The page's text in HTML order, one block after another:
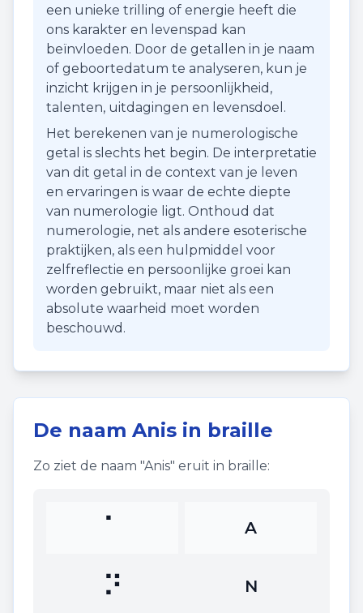
een unieke trilling of energie heeft die
ons karakter en levenspad kan
beïnvloeden. Door de getallen in je naam
of geboortedatum te analyseren, kun je
inzicht krijgen in je persoonlijkheid,
talenten, uitdagingen en levensdoel.
Het berekenen van je numerologische
getal is slechts het begin. De interpretatie
van dit getal in de context van je leven
en ervaringen is waar de echte diepte
van numerologie ligt. Onthoud dat
numerologie, net als andere esoterische
praktijken, als een hulpmiddel voor
zelfreflectie en persoonlijke groei kan
worden gebruikt, maar niet als een
absolute waarheid moet worden
beschouwd.
De naam Anis in braille
Zo ziet de naam "Anis" eruit in braille:
⠁ A
⠝ N